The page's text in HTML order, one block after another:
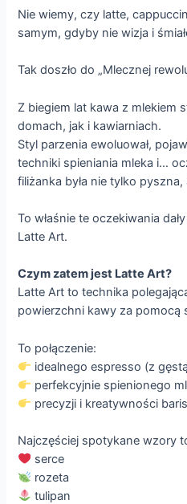
Nie wiemy, czy latte,
samym, gdyby nie wizja i
Tak doszło do „Mlecznej
Z biegiem lat kawa z mlekiem
domach, jak i kawiarniach.
Styl parzenia ewoluował,
techniki spieniania mleka i…
filiżanka była nie tylko pyszna,
To właśnie te oczekiwania
Latte Art.
Czym zatem jest Latte Art?
Latte Art to technika
powierzchni kawy za pomocą
To połączenie:
idealnego espresso (z
perfekcyjnie spienionego
precyzji i kreatywności
Najczęściej spotykane wzory
serce
rozeta
tulipan